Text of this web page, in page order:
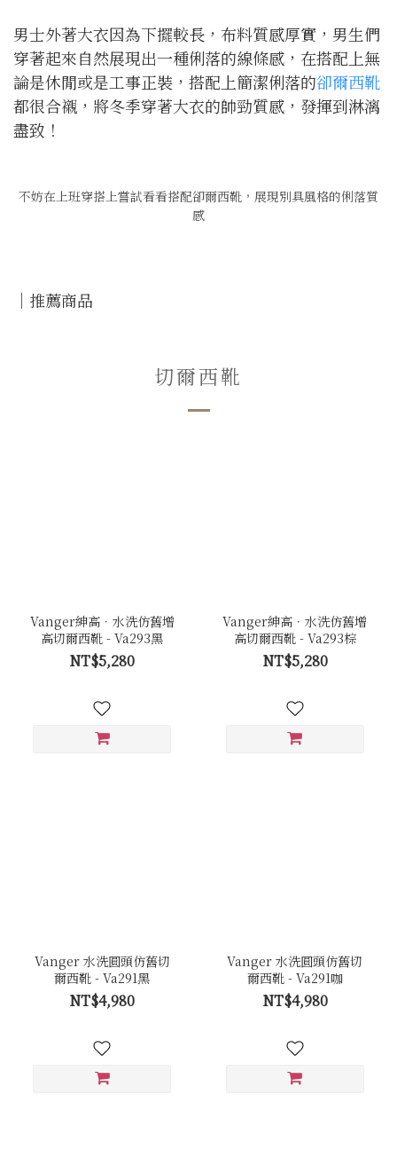
男士外著大衣因為下擺較長，布料質感厚實，男生們
穿著起來自然展現出一種俐落的線條感，在搭配上無
論是休閒或是工事正裝，搭配上簡潔俐落的卻爾西靴
都很合襯，將冬季穿著大衣的帥勁質感，發揮到淋漓
盡致！
不妨在上班穿搭上嘗試看看搭配卻爾西靴，展現別具風格的俐落質
感
｜推薦商品
切爾西靴
Vanger紳高．水洗仿舊增
高切爾西靴 - Va293黑
NT$5,280
Vanger紳高．水洗仿舊增
高切爾西靴 - Va293棕
NT$5,280
Vanger 水洗圓頭仿舊切
爾西靴 - Va291黑
NT$4,980
Vanger 水洗圓頭仿舊切
爾西靴 - Va291咖
NT$4,980